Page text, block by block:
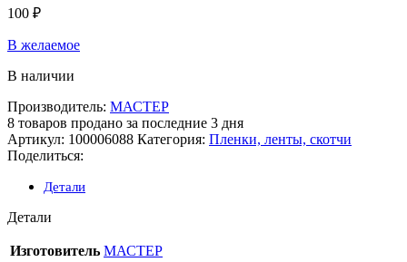
100 ₽
В желаемое
В наличии
Производитель: МАСТЕР
8 товаров продано за последние 3 дня
Артикул: 100006088 Категория: Пленки, ленты, скотчи
Поделиться:
Детали
Детали
Изготовитель МАСТЕР